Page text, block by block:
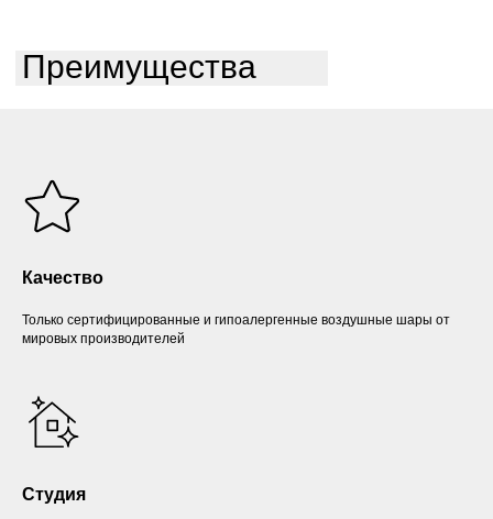
Преимущества
Качество
Только сертифицированные и гипоалергенные воздушные шары от
мировых производителей
Студия